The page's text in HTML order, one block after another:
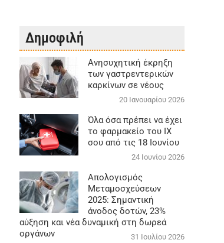
Δημοφιλή
Aνησυχητική έκρηξη
των γαστρεντερικών
καρκίνων σε νέους
20 Ιανουαρίου 2026
Όλα όσα πρέπει να έχει
το φαρμακείο του ΙΧ
σου από τις 18 Ιουνίου
24 Ιουνίου 2026
Απολογισμός
Μεταμοσχεύσεων
2025: Σημαντική
άνοδος δοτών, 23%
αύξηση και νέα δυναμική στη δωρεά
οργάνων
31 Ιουλίου 2026